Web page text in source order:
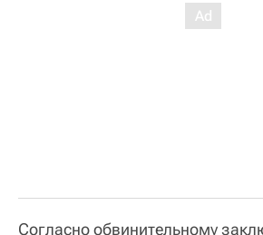
Согласно обвинительному